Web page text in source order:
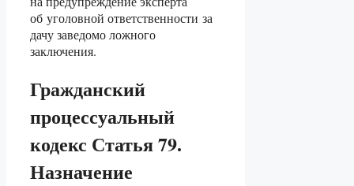
об уголовной ответственности за
дачу заведомо ложного
заключения.
Гражданский
процессуальный
кодекс Статья 79.
Назначение